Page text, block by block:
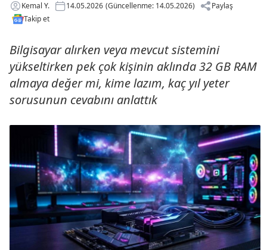
Kemal Y. 14.05.2026 (Güncellenme: 14.05.2026)
Paylaş
Takip et
Bilgisayar alırken veya mevcut sistemini
yükseltirken pek çok kişinin aklında 32 GB RAM
almaya değer mi, kime lazım, kaç yıl yeter
sorusunun cevabını anlattık